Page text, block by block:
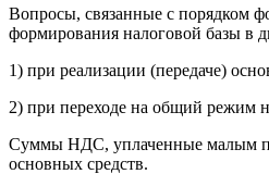
Вопросы, связанные с порядком
формирования налоговой базы в
1) при реализации (передаче)
2) при переходе на общий режим
Суммы НДС, уплаченные малым
основных средств.